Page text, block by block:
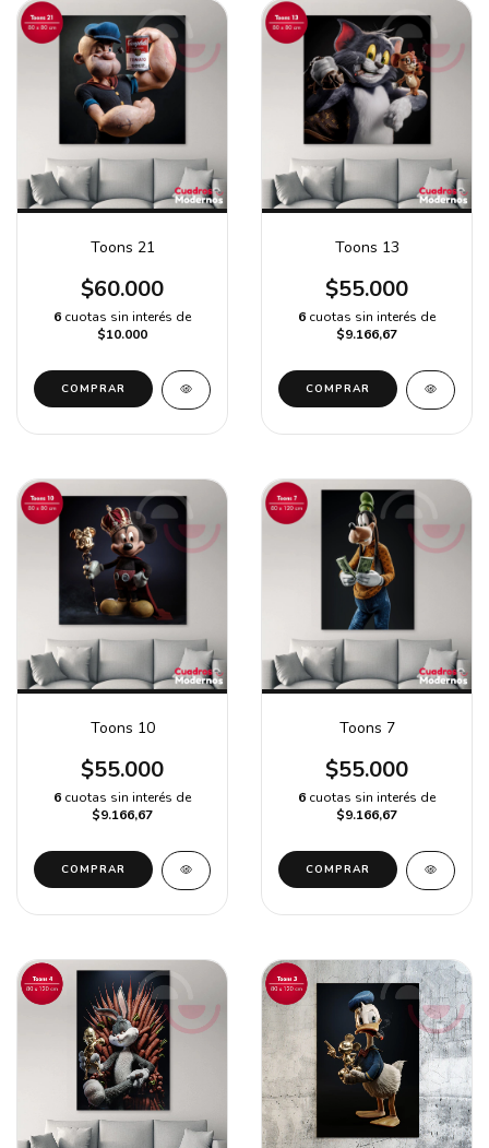
Toons 21
$60.000
6 cuotas sin interés de
$10.000
COMPRAR
Toons 13
$55.000
6 cuotas sin interés de
$9.166,67
COMPRAR
Toons 10
$55.000
6 cuotas sin interés de
$9.166,67
COMPRAR
Toons 7
$55.000
6 cuotas sin interés de
$9.166,67
COMPRAR